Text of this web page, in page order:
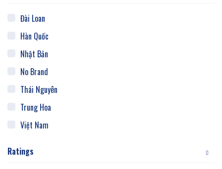
Đài Loan
Hàn Quốc
Nhật Bản
No Brand
Thái Nguyên
Trung Hoa
Việt Nam
Ratings